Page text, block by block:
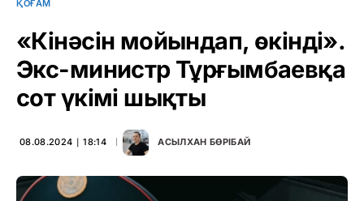
ҚОҒАМ
«Кінәсін мойындап, өкінді».
Экс-министр Тұрғымбаевқа
сот үкімі шықты
08.08.2024 ∣ 18:14 АСЫЛХАН БӨРІБАЙ